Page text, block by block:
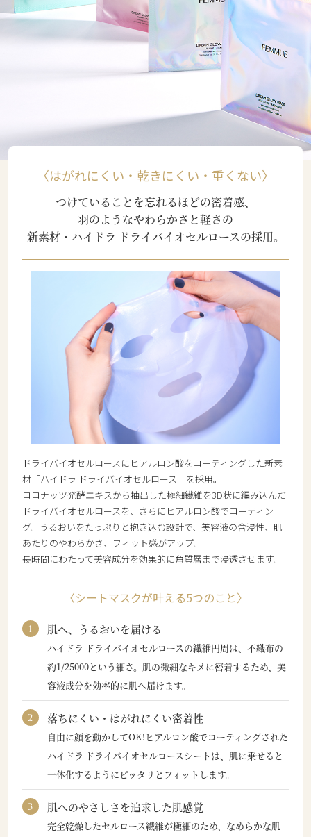
〈はがれにくい・乾きにくい・重くない〉
つけていることを忘れるほどの密着感、
羽のようなやわらかさと軽さの
新素材・ハイドラ ドライバイオセルロースの採用。
ドライバイオセルロースにヒアルロン酸をコーティングした新素
材「ハイドラ ドライバイオセルロース」を採用。
ココナッツ発酵エキスから抽出した極細繊維を3D状に編み込んだ
ドライバイオセルロースを、さらにヒアルロン酸でコーティン
グ。うるおいをたっぷりと抱き込む設計で、美容液の含浸性、肌
あたりのやわらかさ、フィット感がアップ。
長時間にわたって美容成分を効果的に角質層まで浸透させます。
〈シートマスクが叶える5つのこと〉
肌へ、うるおいを届ける
ハイドラ ドライバイオセルロースの繊維円周は、不織布の
約1/25000という細さ。肌の微細なキメに密着するため、美
容液成分を効率的に肌へ届けます。
落ちにくい・はがれにくい密着性
自由に顔を動かしてOK!ヒアルロン酸でコーティングされた
ハイドラ ドライバイオセルロースシートは、肌に乗せると
一体化するようにピッタリとフィットします。
肌へのやさしさを追求した肌感覚
完全乾燥したセルロース繊維が極細のため、なめらかな肌